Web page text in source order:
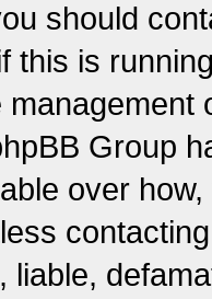
should
this is
Group
over
liable,